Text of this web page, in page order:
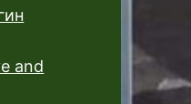
and